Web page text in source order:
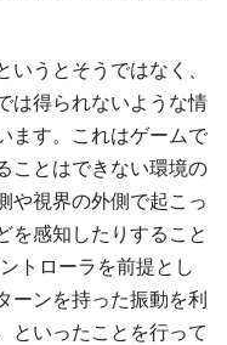
うとそうではなく、
は得られないような情
ます。これはゲームで
ことはできない環境の
や視界の外側で起こっ
を感知したりすること
トローラを前提とし
ーンを持った振動を利
といったことを行って